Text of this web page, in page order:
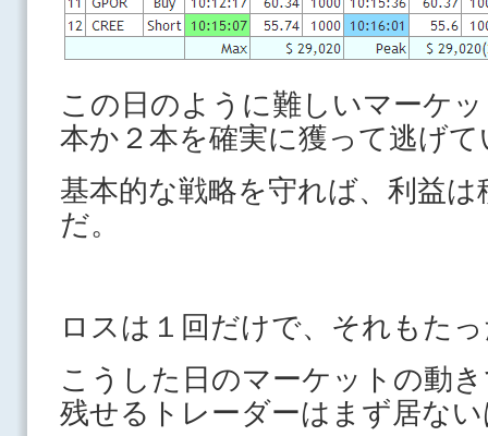
この日のように難しいマーケ
本か２本を確実に獲って逃げて
基本的な戦略を守れば、利益
だ。
ロスは１回だけで、それもた
こうした日のマーケットの動
残せるトレーダーはまず居な